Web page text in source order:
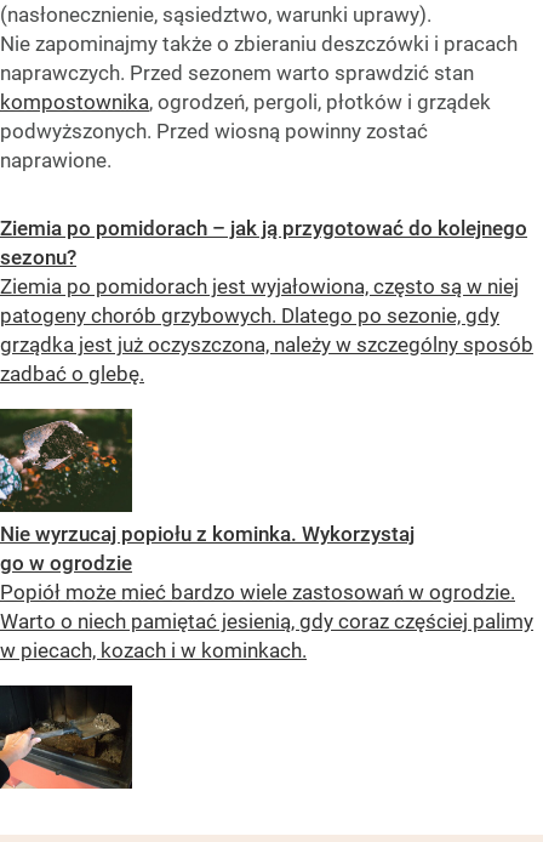
(nasłonecznienie, sąsiedztwo, warunki uprawy).
Nie zapominajmy także o zbieraniu deszczówki i pracach
naprawczych. Przed sezonem warto sprawdzić stan
kompostownika, ogrodzeń, pergoli, płotków i grządek
podwyższonych. Przed wiosną powinny zostać
naprawione.
Ziemia po pomidorach – jak ją przygotować do kolejnego
sezonu?
Ziemia po pomidorach jest wyjałowiona, często są w niej
patogeny chorób grzybowych. Dlatego po sezonie, gdy
grządka jest już oczyszczona, należy w szczególny sposób
zadbać o glebę.
Nie wyrzucaj popiołu z kominka. Wykorzystaj
go w ogrodzie
Popiół może mieć bardzo wiele zastosowań w ogrodzie.
Warto o niech pamiętać jesienią, gdy coraz częściej palimy
w piecach, kozach i w kominkach.